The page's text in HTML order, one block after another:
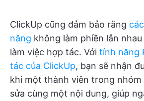
ClickUp cũng đảm bảo rằng
năng không làm phiền lẫn
làm việc hợp tác. Với tính năng
tác của ClickUp, bạn sẽ nhận
khi một thành viên trong nhóm
sửa cùng một nội dung, giúp